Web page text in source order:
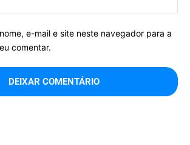
e-mail e site neste navegador para a
comentar.